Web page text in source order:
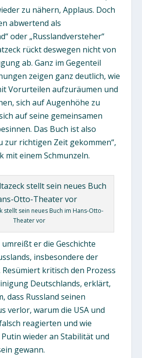
zu nähern, Applaus. Doch
abwertend als
oder „Russlandversteher“
rückt deswegen nicht von
ab. Ganz im Gegenteil
zeigen ganz deutlich, wie
Vorurteilen aufzuräumen und
sich auf Augenhöhe zu
auf seine gemeinsamen
Das Buch ist also
zur richtigen Zeit gekommen“,
mit einem Schmunzeln.
stellt sein neues Buch im Hans-Otto-
Theater vor
er die Geschichte
insbesondere der
kritisch den Prozess
Deutschlands, erklärt,
dass Russland seinen
verlor, warum die USA und
reagierten und wie
wieder an Stabilität und
gewann.